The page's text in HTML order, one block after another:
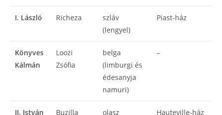
I. László Richeza
szláv
(lengyel)
Piast-ház
Könyves
Kálmán
Loozi
Zsófia
belga
(limburgi és
édesanyja
namuri)
–
II. István Buzilla
olasz
Hauteville-ház